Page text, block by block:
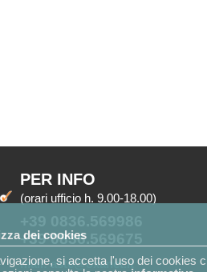
PER INFO
(orari ufficio h. 9.00-18.00)
+39 0836.569675
mail: aste@oxanet.it
dei cookies
si accetta l'uso dei cookies